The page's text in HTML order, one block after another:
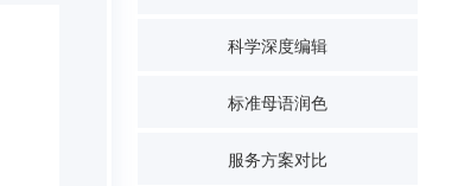
科学深度编辑
标准母语润色
服务方案对比